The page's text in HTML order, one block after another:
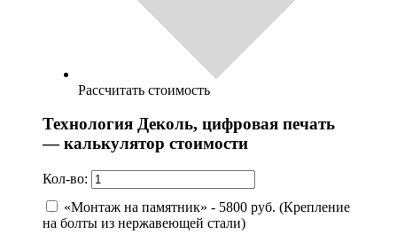
Рассчитать стоимость
Технология Деколь, цифровая печать
— калькулятор стоимости
Кол-во:
«Монтаж на памятник» - 5800 руб. (Крепление
на болты из нержавеющей стали)